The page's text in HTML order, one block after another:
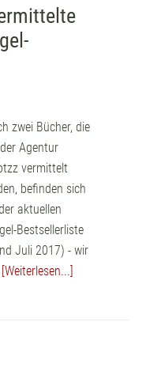
zwei Bücher, die
Agentur
vermittelt
befinden sich
aktuellen
Bestsellerliste
Juli 2017) - wir
[Weiterlesen...]